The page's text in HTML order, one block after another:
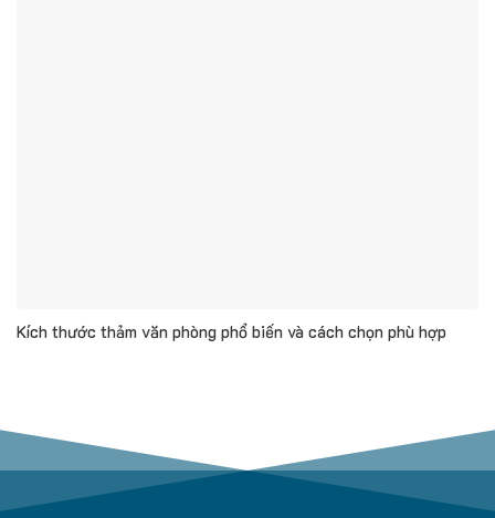
Kích thước thảm văn phòng phổ biến và cách chọn phù hợp